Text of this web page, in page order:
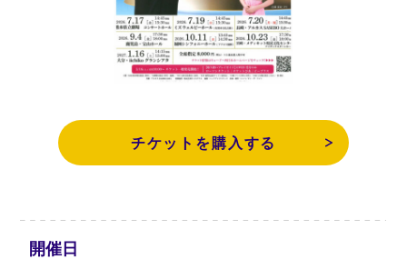
チケットを購入する
開催日